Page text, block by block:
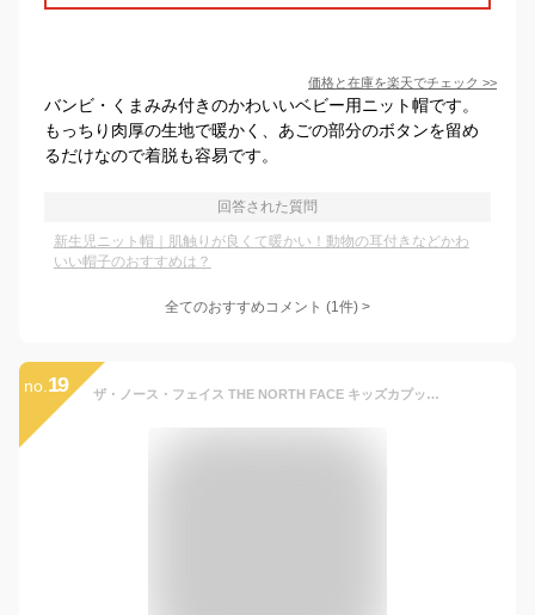
価格と在庫を楽天でチェック >>
バンビ・くまみみ付きのかわいいベビー用ニット帽です。
もっちり肉厚の生地で暖かく、あごの部分のボタンを留め
るだけなので着脱も容易です。
回答された質問
新生児ニット帽｜肌触りが良くて暖かい！動物の耳付きなどかわ
いい帽子のおすすめは？
全てのおすすめコメント (1件) >
no. 19 ザ・ノース・フェイス THE NORTH FACE キッズカプッチョリッド Kids’ Cappucho Lid ニットキャップ ニット帽 ビーニー 帽子 NNJ42320 キッズ 国内正規品 抗菌防臭加工 ロゴワッペン 縫い目のない仕様 アクリル SEKマーク取得素材 保温性